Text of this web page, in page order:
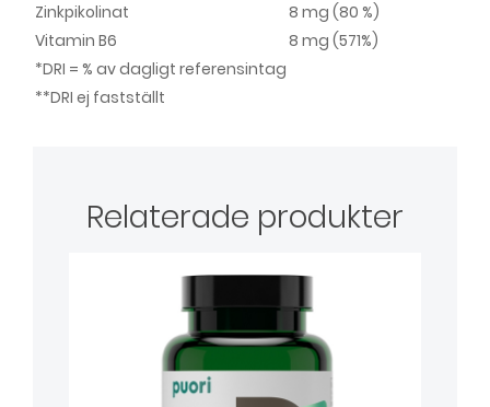
Zinkpikolinat
8 mg (80 %)
Vitamin B6
8 mg (571%)
*DRI = % av dagligt referensintag
**DRI ej fastställt
Relaterade produkter